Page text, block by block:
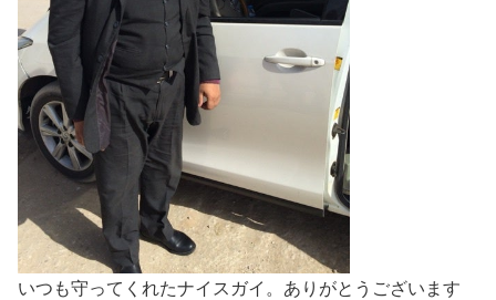
いつも守ってくれたナイスガイ。ありがとうございます